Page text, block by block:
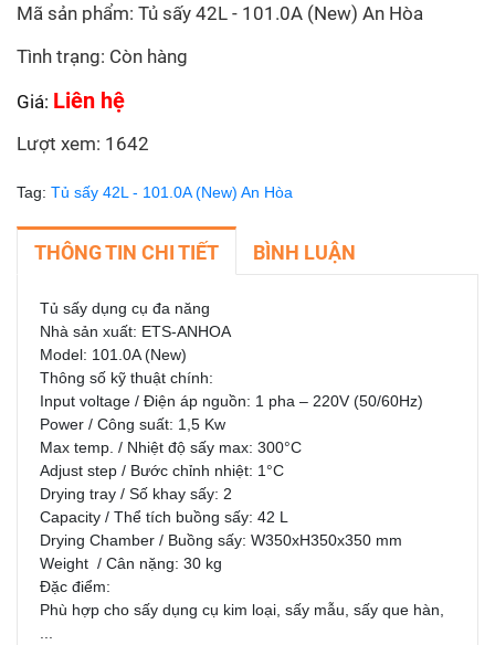
Mã sản phẩm: Tủ sấy 42L - 101.0A (New) An Hòa
Tình trạng: Còn hàng
Giá: Liên hệ
Lượt xem: 1642
Tag: Tủ sấy 42L - 101.0A (New) An Hòa
THÔNG TIN CHI TIẾT BÌNH LUẬN
Tủ sấy dụng cụ đa năng
Nhà sản xuất: ETS-ANHOA
Model: 101.0A (New)
Thông số kỹ thuật chính:
Input voltage / Điện áp nguồn: 1 pha – 220V (50/60Hz)
Power / Công suất: 1,5 Kw
Max temp. / Nhiệt độ sấy max: 300°C
Adjust step / Bước chỉnh nhiệt: 1°C
Drying tray / Số khay sấy: 2
Capacity / Thể tích buồng sấy: 42 L
Drying Chamber / Buồng sấy: W350xH350x350 mm
Weight / Cân nặng: 30 kg
Đặc điểm:
Phù hợp cho sấy dụng cụ kim loại, sấy mẫu, sấy que hàn,